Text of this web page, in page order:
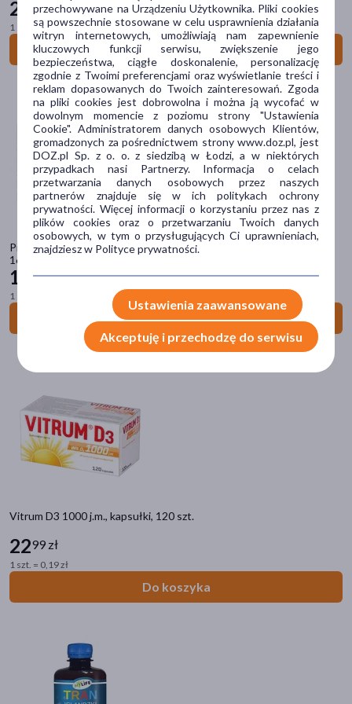
22 99 zł
1 szt. = 0,38 zł
Do koszyka
Prenalen Gardło z maliną i propolisem, pastylki do ssania bez cukru,
16 szt.
18 39 zł
1 szt. = 1,15 zł
Do koszyka
Vitrum D3 1000 j.m., kapsułki, 120 szt.
2299 zł
1 szt. = 0,19 zł
Do koszyka
płyn(5)
pastylki
saszetki (4)
pokaż więcej
Problem
obniżona odporność(33)
niedobór witamin(16)
niedobór minerałów(13)
zmęczenie(6)
pokaż więcej
Główne składniki
(7)
kwas foliowy(7)
kwasy omega-3(7)
olej rybi(6)
Specyfika
Dla kobiet w ciąży
Dla kobiet karmiących
Dla wegetarian
pokaż więcej
przechowywane na Urządzeniu Użytkownika. Pliki cookies
są powszechnie stosowane w celu usprawnienia działania
witryn internetowych, umożliwiają nam zapewnienie
kluczowych funkcji serwisu, zwiększenie jego
bezpieczeństwa, ciągłe doskonalenie, personalizację
zgodnie z Twoimi preferencjami oraz wyświetlanie treści i
reklam dopasowanych do Twoich zainteresowań. Zgoda
na pliki cookies jest dobrowolna i można ją wycofać w
dowolnym momencie z poziomu strony "Ustawienia
Cookie". Administratorem danych osobowych Klientów,
gromadzonych za pośrednictwem strony www.doz.pl, jest
DOZ.pl Sp. z o. o. z siedzibą w Łodzi, a w niektórych
przypadkach nasi Partnerzy. Informacja o celach
przetwarzania danych osobowych przez naszych
partnerów znajduje się w ich politykach ochrony
prywatności. Więcej informacji o korzystaniu przez nas z
plików cookies oraz o przetwarzaniu Twoich danych
osobowych, w tym o przysługujących Ci uprawnieniach,
znajdziesz w Polityce prywatności.
Ustawienia zaawansowane
Akceptuję i przechodzę do serwisu